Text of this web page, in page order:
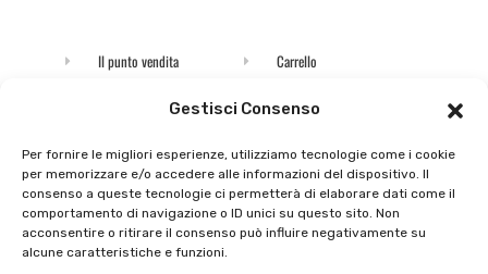
Gestisci Consenso
Per fornire le migliori esperienze, utilizziamo tecnologie come i cookie
per memorizzare e/o accedere alle informazioni del dispositivo. Il
consenso a queste tecnologie ci permetterà di elaborare dati come il
comportamento di navigazione o ID unici su questo sito. Non
acconsentire o ritirare il consenso può influire negativamente su
alcune caratteristiche e funzioni.
Il punto vendita
Il mio account
Privacy policy
Cookie policy
Supporto e contatti
Carrello
checkout
Tutti prodotti
Termini e condizioni
Resi e rimborsi